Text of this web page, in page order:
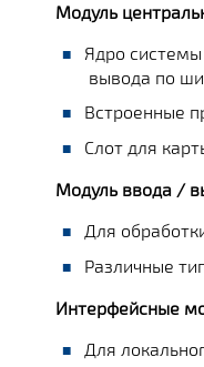
Модуль
Ядро
вывода по
Встроенные
Слот для
Модуль ввода /
Для
Различные
Интерфейсные
Для